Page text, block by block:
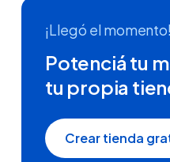
¡Llegó el momento!
Potenciá tu
tu propia
Crear tienda